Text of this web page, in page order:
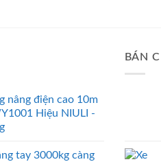
nâng điện cao 10m
Hiệu NIULI -
tay 3000kg càng
BÁN